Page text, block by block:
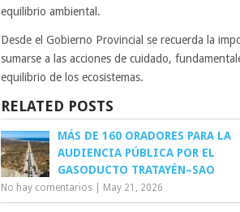
equilibrio ambiental.
Desde el Gobierno Provincial se recuerda la
sumarse a las acciones de cuidado,
equilibrio de los ecosistemas.
RELATED POSTS
MÁS DE 160 ORADORES PARA LA
AUDIENCIA PÚBLICA POR EL
GASODUCTO TRATAYÉN–SAO
No hay comentarios May 21, 2026